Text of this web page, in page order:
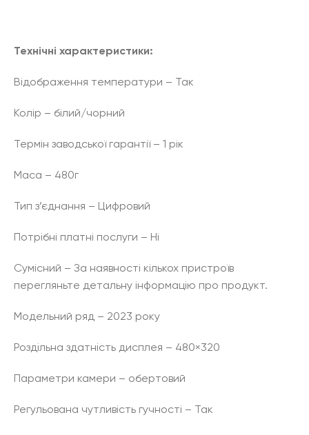
Технічні характеристики:
Відображення температури – Так
Колір – білий/чорний
Термін заводської гарантії – 1 рік
Маса – 480г
Тип з’єднання – Цифровий
Потрібні платні послуги – Ні
Сумісний – За наявності кількох пристроїв
перегляньте детальну інформацію про продукт.
Модельний ряд – 2023 року
Роздільна здатність дисплея – 480×320
Параметри камери – обертовий
Регульована чутливість гучності – Так